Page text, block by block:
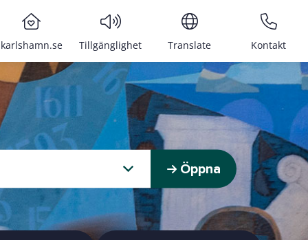
karlshamn.se Tillgänglighet Translate Kontakt
Öppna